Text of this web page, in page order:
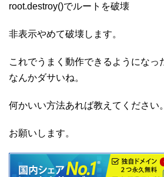
root.destroy()でルートを破壊
非表示やめて破壊します。
これでうまく動作できるようになっ
なんかダサいね。
何かいい方法あれば教えてください。
お願いします。